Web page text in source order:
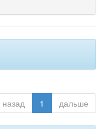
назад 1 дальше